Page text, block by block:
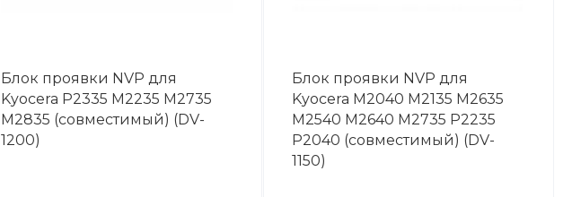
Блок проявки NVP для
Kyocera P2335 M2235 M2735
M2835 (совместимый) (DV-
1200)
Блок проявки NVP для
Kyocera M2040 M2135 M2635
M2540 M2640 M2735 P2235
P2040 (совместимый) (DV-
1150)